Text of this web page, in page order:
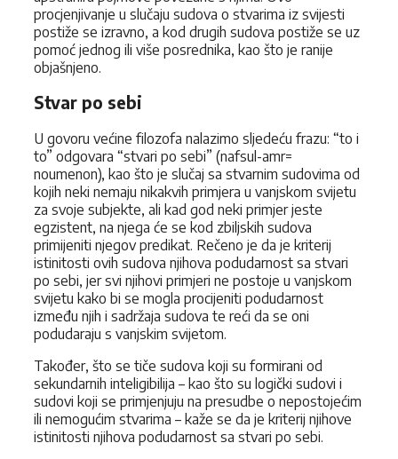
procjenjivanje u slučaju sudova o stvarima iz svijesti
postiže se izravno, a kod drugih sudova postiže se uz
pomoć jednog ili više posrednika, kao što je ranije
objašnjeno.
Stvar po sebi
U govoru većine filozofa nalazimo sljedeću frazu: “to i
to” odgovara “stvari po sebi” (nafsul-amr=
noumenon), kao što je slučaj sa stvarnim sudovima od
kojih neki nemaju nikakvih primjera u vanjskom svijetu
za svoje subjekte, ali kad god neki primjer jeste
egzistent, na njega će se kod zbiljskih sudova
primijeniti njegov predikat. Rečeno je da je kriterij
istinitosti ovih sudova njihova podudarnost sa stvari
po sebi, jer svi njihovi primjeri ne postoje u vanjskom
svijetu kako bi se mogla procijeniti podudarnost
između njih i sadržaja sudova te reći da se oni
podudaraju s vanjskim svijetom.
Također, što se tiče sudova koji su formirani od
sekundarnih inteligibilija – kao što su logički sudovi i
sudovi koji se primjenjuju na presudbe o nepostojećim
ili nemogućim stvarima – kaže se da je kriterij njihove
istinitosti njihova podudarnost sa stvari po sebi.